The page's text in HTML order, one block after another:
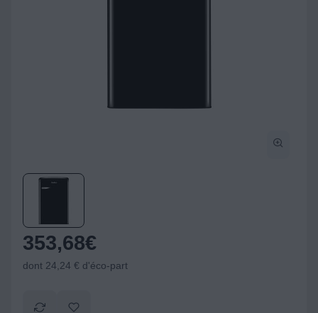
353,68€
dont 24,24 € d'éco-part